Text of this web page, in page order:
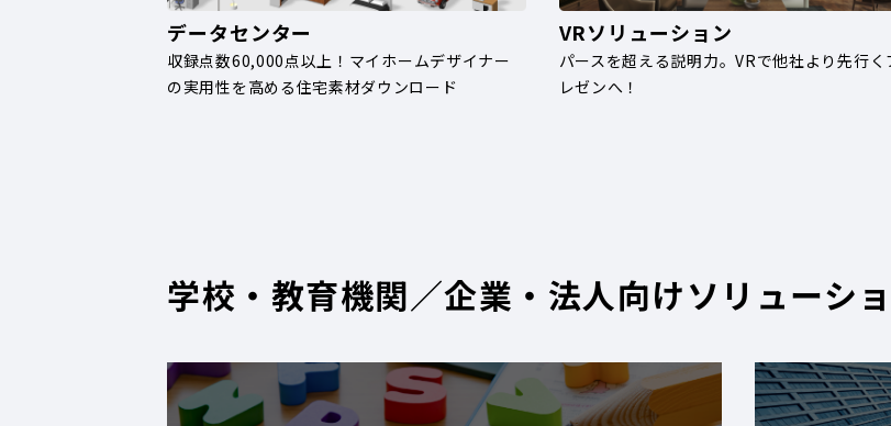
データセンター
収録点数60,000点以上！マイホームデザイナー
の実用性を高める住宅素材ダウンロード
VRソリューション
パースを超える説明力。VRで他社より先行く
レゼンへ！
学校・教育機関／企業・法人向けソリューシ